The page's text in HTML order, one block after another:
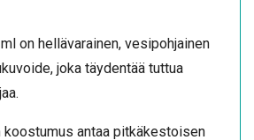
on hellävarainen, vesipohjainen
joka täydentää tuttua
koostumus antaa pitkäkestoisen